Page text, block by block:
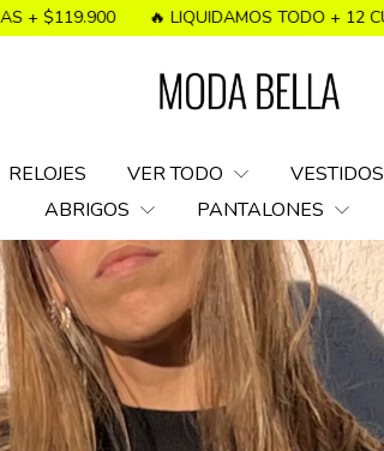
TODO + 12 CUOTAS SIN INTERÉS
RELOJES VER TODO VESTIDOS
ABRIGOS
PANTALONES